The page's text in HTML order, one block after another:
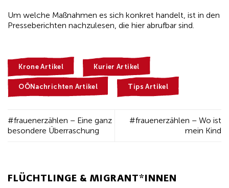
Um welche Maßnahmen es sich konkret handelt, ist in den
Presseberichten nachzulesen, die hier abrufbar sind.
Krone Artikel Kurier Artikel
OÖNachrichten Artikel Tips Artikel
#frauenerzählen – Eine ganz
besondere Überraschung
#frauenerzählen – Wo ist
mein Kind
FLÜCHTLINGE & MIGRANT*INNEN